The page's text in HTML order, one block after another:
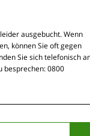
ausgebucht. Wenn
können Sie oft gegen
Sie sich telefonisch
besprechen: 0800